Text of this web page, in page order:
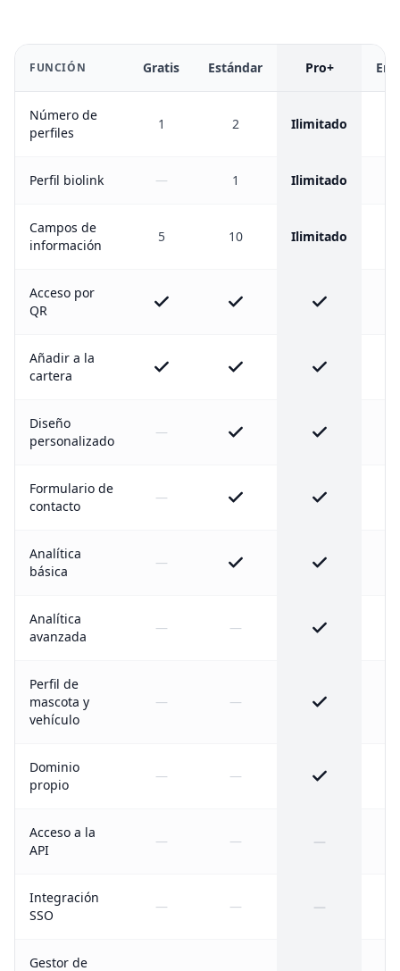
FUNCIÓN Gratis Estándar Pro+
Número de
perfiles
1 2 Ilimitado
Perfil biolink — 1 Ilimitado
Campos de
información
5 10 Ilimitado
Acceso por
QR
Añadir a la
cartera
Diseño
personalizado
—
Formulario de
contacto
—
Analítica
básica
—
Analítica
avanzada
— —
Perfil de
mascota y
vehículo
— —
Dominio
propio
— —
Acceso a la
API
— — —
Integración
SSO
— — —
Gestor de